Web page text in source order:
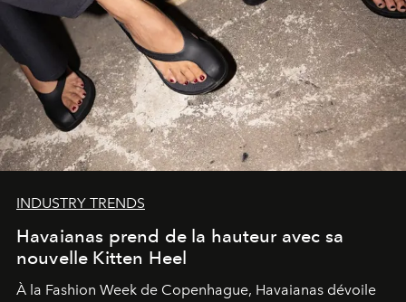
INDUSTRY TRENDS
Havaianas prend de la hauteur avec sa
nouvelle Kitten Heel
À la Fashion Week de Copenhague, Havaianas dévoile